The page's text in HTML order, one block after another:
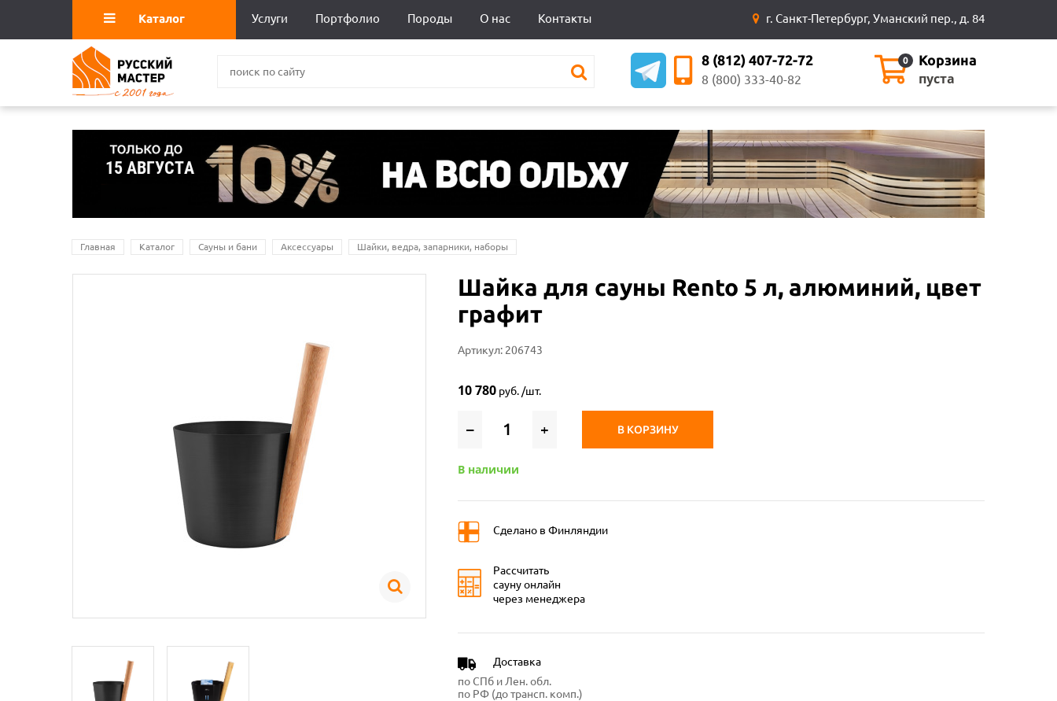
Каталог Услуги Портфолио Породы О нас Контакты г. Санкт-Петербург, Уманский пер., д. 84
Корзина
0
пуста
8 (812) 407-72-72
8 (800) 333-40-82
Главная Каталог Сауны и бани Аксессуары Шайки, ведра, запарники, наборы
Шайка для сауны Rento 5 л, алюминий, цвет
графит
Артикул: 206743
10 780 руб. /шт.
– + В КОРЗИНУ
В наличии
Сделано в Финляндии
Рассчитать
сауну онлайн
через менеджера
Доставка
по СПб и Лен. обл.
по РФ (до трансп. комп.)